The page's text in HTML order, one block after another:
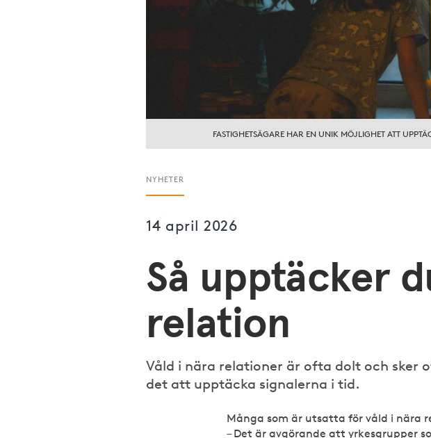
FASTIGHETSÄGARE HAR EN UNIK MÖJLIGHET ATT
NYHETER
14 april 2026
Så upptäcker
relation
Våld i nära relationer är ofta dolt och sker
det att upptäcka signalerna i tid.
Många som är utsatta för våld i nära
– Det är avgörande att yrkesgrupper